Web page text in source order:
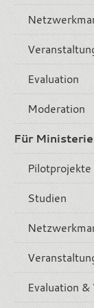
Evaluation
Moderation
Für
Pilotprojekte
Studien
Evaluation